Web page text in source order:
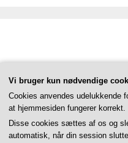
Vi bruger kun nødvendige
Cookies anvendes udelukkende
at hjemmesiden fungerer korrekt.
Disse cookies sættes af os og
automatisk, når din session